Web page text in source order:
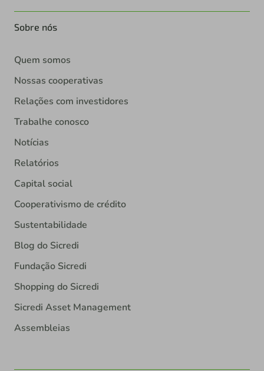
Sobre nós
Quem somos
Nossas cooperativas
Relações com investidores
Trabalhe conosco
Notícias
Relatórios
Capital social
Cooperativismo de crédito
Sustentabilidade
Blog do Sicredi
Fundação Sicredi
Shopping do Sicredi
Sicredi Asset Management
Assembleias